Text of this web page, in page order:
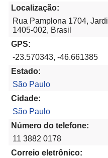
Localização:
Rua Pamplona 1704,
1405-002, Brasil
GPS:
-23.570343, -46.661385
Estado:
São Paulo
Cidade:
São Paulo
Número do telefone:
11 3882 0178
Correio eletrônico: